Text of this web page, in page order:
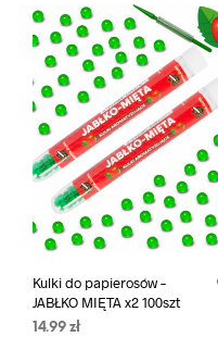
Kulki do papierosów –
JABŁKO MIĘTA x2 100szt
14.99 zł